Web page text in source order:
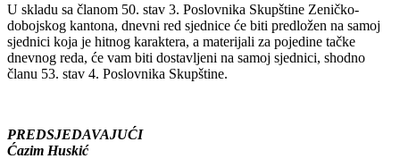
U skladu sa članom 50. stav 3. Poslovnika Skupštine Zeničko-
dobojskog kantona, dnevni red sjednice će biti predložen na samoj
sjednici koja je hitnog karaktera, a materijali za pojedine tačke
dnevnog reda, će vam biti dostavljeni na samoj sjednici, shodno
članu 53. stav 4. Poslovnika Skupštine.
PREDSJEDAVAJUĆI
Ćazim Huskić